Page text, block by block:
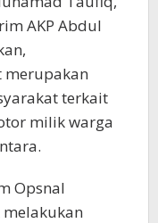
AKP Abdul
merupakan
terkait
milik warga
Opsnal